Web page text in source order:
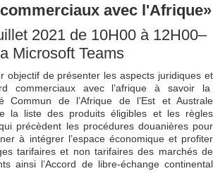
avec l'Afrique»
2021 de 10H00 à 12H00–
Microsoft Teams
objectif de présenter les aspects juridiques et
commerciaux avec l’afrique à savoir la
Commun de l’Afrique de l’Est et Australe
la liste des produits éligibles et les règles
précèdent les procédures douanières pour
à intégrer l’espace économique et profiter
tarifaires et non tarifaires des marchés de
ainsi l’Accord de libre-échange continental